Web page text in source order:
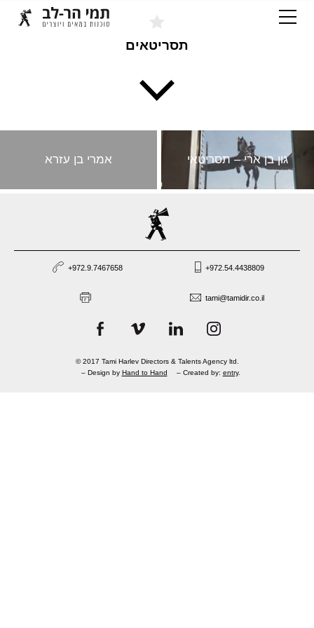
תסריטאים
גון בן ארי – תסריטאי אמרי בן עזרא
+972.9.7467658 +972.54.4438809
tami@tamidir.co.il
© 2017 Tami Harlev Directors & Talents Agency ltd.
– Design by Hand to Hand – Created by: entry.